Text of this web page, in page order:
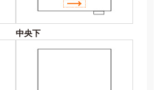
中央下